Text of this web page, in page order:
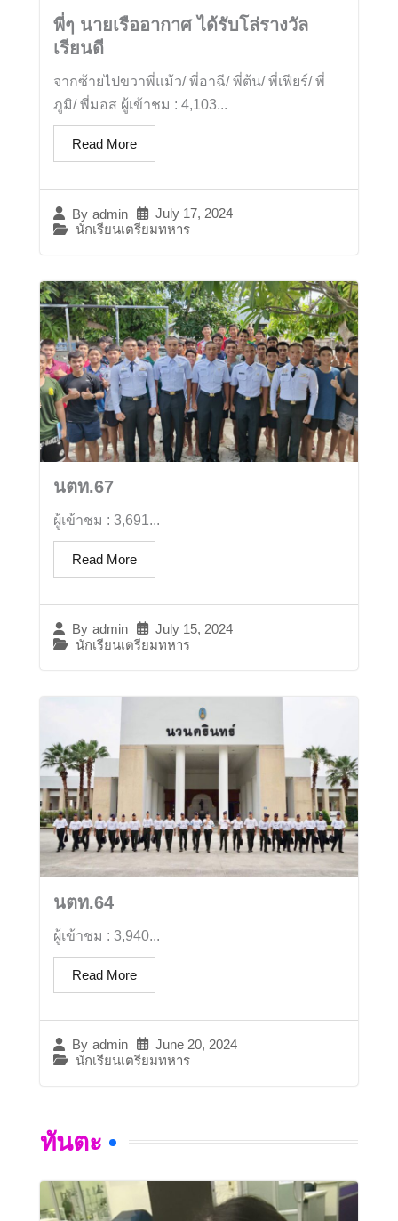
พี่ๆ นายเรืออากาศ ได้รับโล่รางวัล
เรียนดี
By admin
July 17, 2024
นักเรียนเตรียมทหาร
จากซ้ายไปขวาพี่แม้ว/ พี่อาฉี/ พี่ต้น/ พี่เฟียร์/ พี่
ภูมิ/ พี่มอส ผู้เข้าชม : 4,103...
Read More
นตท.67
By admin
July 15, 2024
นักเรียนเตรียมทหาร
ผู้เข้าชม : 3,691...
Read More
นตท.64
By admin
June 20, 2024
นักเรียนเตรียมทหาร
ผู้เข้าชม : 3,940...
Read More
ทันตะ